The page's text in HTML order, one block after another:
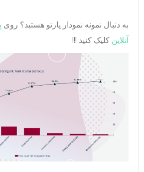
به دنبال نمونه نمودار پارتو هستید؟ روی
آنلاینکلیک کنید !!!